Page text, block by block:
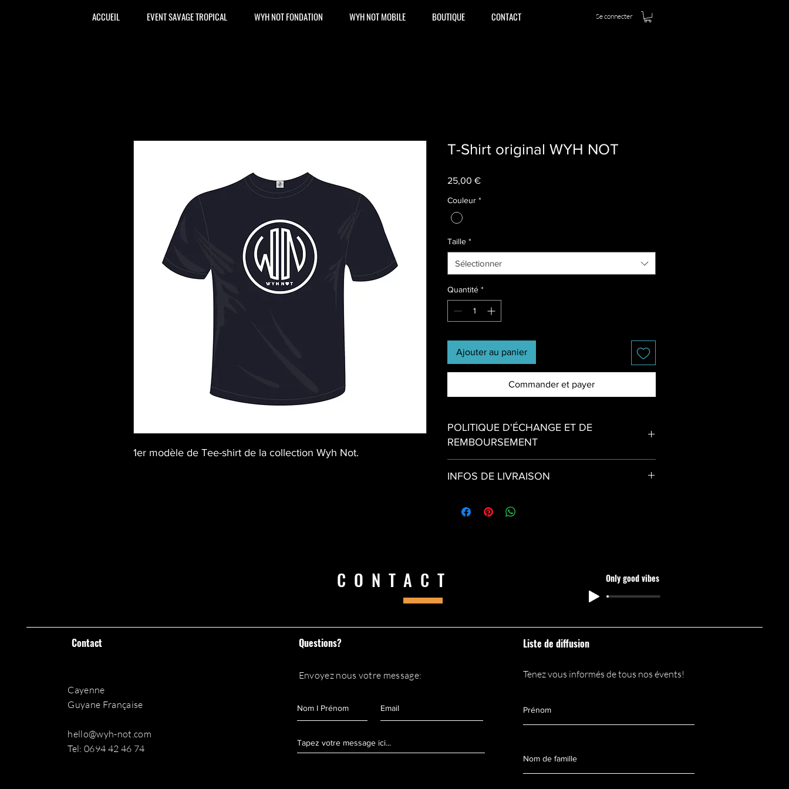
ACCUEIL EVENT SAVAGE TROPICAL WYH NOT FONDATION WYH NOT MOBILE BOUTIQUE CONTACT Se connecter
1er modèle de Tee-shirt de la collection Wyh Not.
T-Shirt original WYH NOT
25,00 €Prix
Couleur *
Taille *
Sélectionner
Quantité *
Ajouter au panier
Commander et payer
POLITIQUE D'ÉCHANGE ET DE
REMBOURSEMENT
INFOS DE LIVRAISON
VROOM GUYANE
CONTACT Only good vibes
Contact
Cayenne
Guyane Française
hello@wyh-not.com
Tel: 0694 42 46 74
Questions?
Envoyez nous votre message:
Liste de diffusion
Tenez vous informés de tous nos évents!